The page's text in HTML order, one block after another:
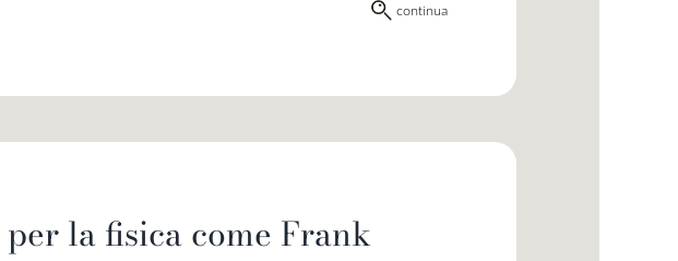
continua
la fisica come Frank